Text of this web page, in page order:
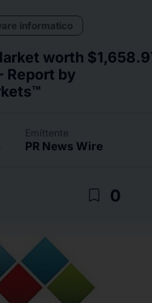
informatico
worth
Report by
Emittente
PR News Wire
bookmark_border 0